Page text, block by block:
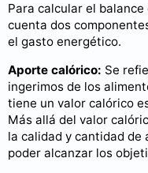
Para calcular el
cuenta dos
el gasto energético.
Aporte calórico: Se
ingerimos de los
tiene un valor calórico
Más allá del valor
la calidad y cantidad de
poder alcanzar los